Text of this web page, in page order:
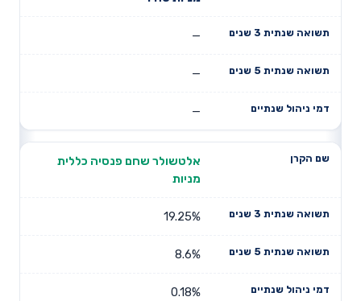
—
—
—
אלטשולר שחם פנסיה כללית
מניות
19.25%
8.6%
0.18%